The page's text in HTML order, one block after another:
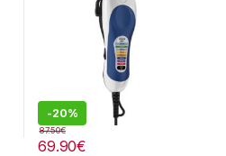
-20%
69.90€
87.50€